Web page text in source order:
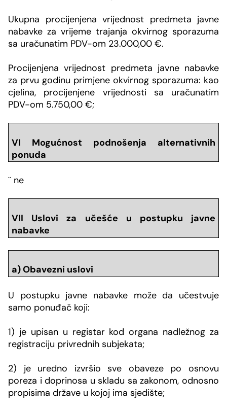
Ukupna procijenjena vrijednost predmeta javne
nabavke za vrijeme trajanja okvirnog sporazuma
sa uračunatim PDV-om 23.000,00 €.
Procijenjena vrijednost predmeta javne nabavke
za prvu godinu primjene okvirnog sporazuma: kao
cjelina, procijenjene vrijednosti sa uračunatim
PDV-om 5.750,00 €;
VI Mogućnost podnošenja alternativnih
ponuda
¨ ne
VII Uslovi za učešće u postupku javne
nabavke
a) Obavezni uslovi
U postupku javne nabavke može da učestvuje
samo ponuđač koji:
1) je upisan u registar kod organa nadležnog za
registraciju privrednih subjekata;
2) je uredno izvršio sve obaveze po osnovu
poreza i doprinosa u skladu sa zakonom, odnosno
propisima države u kojoj ima sjedište;